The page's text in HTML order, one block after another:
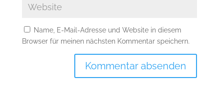
Name, E-Mail-Adresse und Website in diesem
Browser für meinen nächsten Kommentar speichern.